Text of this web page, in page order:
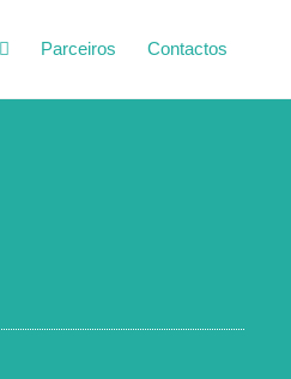
Parceiros Contactos